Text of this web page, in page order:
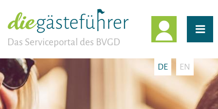
Das Serviceportal des BVGD
DE EN